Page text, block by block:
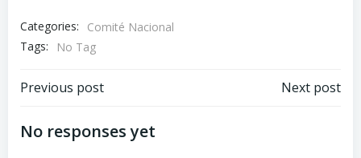
Categories:
Comité Nacional
Tags:
No Tag
Navegación
de
Previous post
Navegación
Next post
No responses yet